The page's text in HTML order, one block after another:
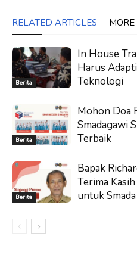
RELATED ARTICLES
Berita
In House
Harus
Teknologi
Berita
Mohon Doa
Smadagawi
Terbaik
Berita
Bapak
Terima
untuk